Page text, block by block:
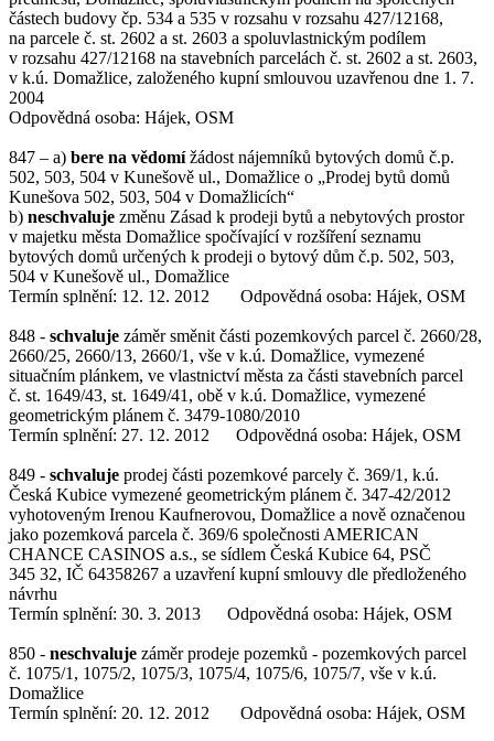
částech budovy čp. 534 a 535 v rozsahu v rozsahu 427/12168,
na parcele č. st. 2602 a st. 2603 a spoluvlastnickým podílem
v rozsahu 427/12168 na stavebních parcelách č. st. 2602 a st. 2603,
v k.ú. Domažlice, založeného kupní smlouvou uzavřenou dne 1. 7.
2004
Odpovědná osoba: Hájek, OSM
847 – a) bere na vědomížádost nájemníků bytových domů č.p.
502, 503, 504 v Kunešově ul., Domažlice o „Prodej bytů domů
Kunešova 502, 503, 504 v Domažlicích“
b) neschvaluje změnu Zásad k prodeji bytů a nebytových prostor
v majetku města Domažlice spočívající v rozšíření seznamu
bytových domů určených k prodeji o bytový dům č.p. 502, 503,
504 v Kunešově ul., Domažlice
Termín splnění: 12. 12. 2012 Odpovědná osoba: Hájek, OSM
848 - schvaluje záměr směnit části pozemkových parcel č. 2660/28,
2660/25, 2660/13, 2660/1, vše v k.ú. Domažlice, vymezené
situačním plánkem, ve vlastnictví města za části stavebních parcel
č. st. 1649/43, st. 1649/41, obě v k.ú. Domažlice, vymezené
geometrickým plánem č. 3479-1080/2010
Termín splnění: 27. 12. 2012 Odpovědná osoba: Hájek, OSM
849 - schvaluje prodej části pozemkové parcely č. 369/1, k.ú.
Česká Kubice vymezené geometrickým plánem č. 347-42/2012
vyhotoveným Irenou Kaufnerovou, Domažlice a nově označenou
jako pozemková parcela č. 369/6 společnosti AMERICAN
CHANCE CASINOS a.s., se sídlem Česká Kubice 64, PSČ
345 32, IČ 64358267 a uzavření kupní smlouvy dle předloženého
návrhu
Termín splnění: 30. 3. 2013 Odpovědná osoba: Hájek, OSM
850 - neschvaluje záměr prodeje pozemků - pozemkových parcel
č. 1075/1, 1075/2, 1075/3, 1075/4, 1075/6, 1075/7, vše v k.ú.
Domažlice
Termín splnění: 20. 12. 2012 Odpovědná osoba: Hájek, OSM